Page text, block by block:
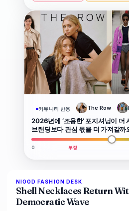
마
크
커뮤니티 반응 The Row
2026년에 ‘조용한’ 포지셔닝이 더
브랜딩보다 관심 몫을 더 가져갈까
0 부정
NIOOD FASHION DESK
Shell Necklaces Return
Democratic Wave